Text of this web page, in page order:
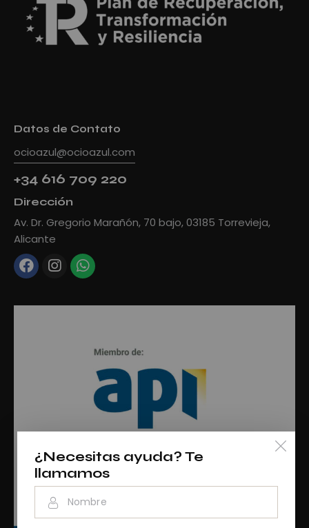
Datos de Contato
ocioazul@ocioazul.com
+34 616 709 220
Dirección
Av. Dr. Gregorio Marañón, 70 bajo, 03185 Torrevieja,
Alicante
¿Necesitas ayuda? Te
llamamos